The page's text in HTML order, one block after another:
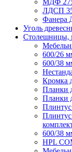
ЛДСП
Уголь
Столешницы,
600/26
600/38
Кромка
Планки
Планки
600/38
HPL